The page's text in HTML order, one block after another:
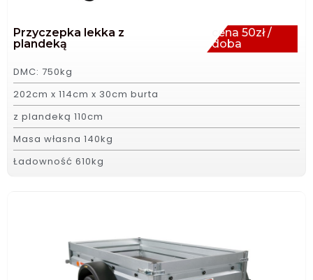
Przyczepka lekka z
plandeką
cena 50zł /
doba
DMC: 750kg
202cm x 114cm x 30cm burta
z plandeką 110cm
Masa własna 140kg
Ładowność 610kg